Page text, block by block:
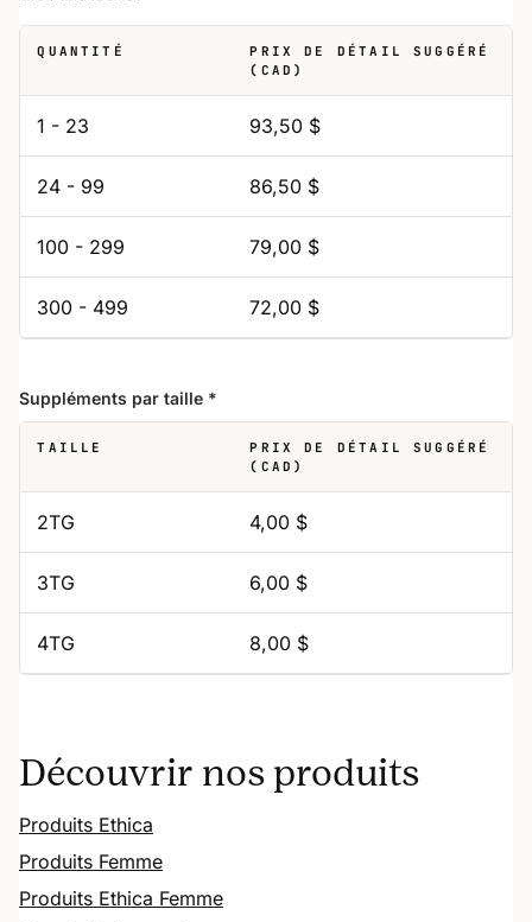
QUANTITÉ
PRIX DE DÉTAIL SUGGÉRÉ
(CAD)
1 - 23 93,50 $
24 - 99 86,50 $
100 - 299 79,00 $
300 - 499 72,00 $
Suppléments par taille *
TAILLE
PRIX DE DÉTAIL SUGGÉRÉ
(CAD)
2TG 4,00 $
3TG 6,00 $
4TG 8,00 $
Découvrir nos produits
Produits Ethica
Produits Femme
Produits Ethica Femme